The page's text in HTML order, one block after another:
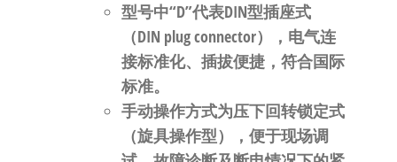
型号中“D”代表DIN型插座式
（DIN plug connector），电气连
接标准化、插拔便捷，符合国际
标准。
手动操作方式为压下回转锁定式
（旋具操作型）
，便于现场调